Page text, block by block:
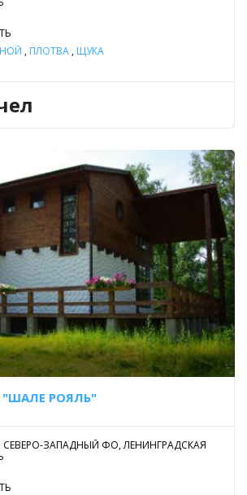
, ПЛОТВА , ЩУКА
РОЯЛЬ"
СЕВЕРО-ЗАПАДНЫЙ ФО, ЛЕНИНГРАДСКАЯ